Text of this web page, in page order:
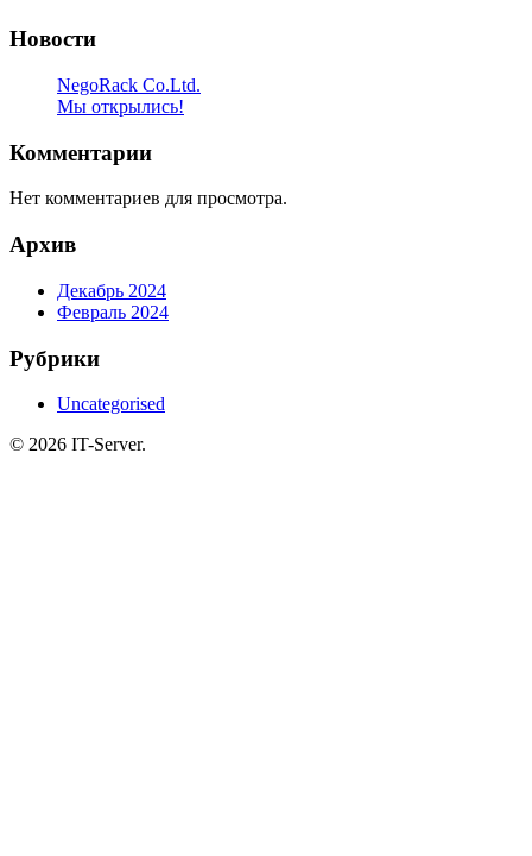
Новости
NegoRack Co.Ltd.
Мы открылись!
Комментарии
Нет комментариев для просмотра.
Архив
Декабрь 2024
Февраль 2024
Рубрики
Uncategorised
© 2026 IT-Server.